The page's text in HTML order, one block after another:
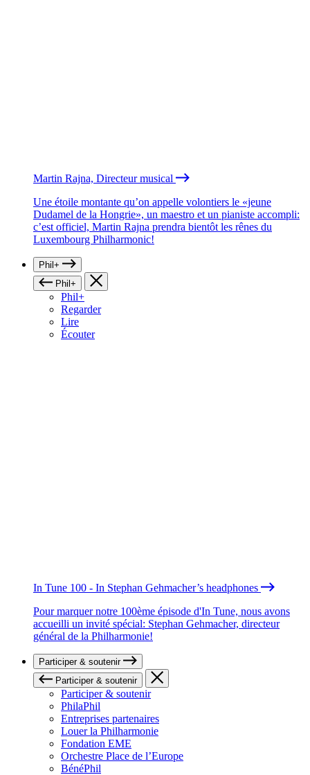
Martin Rajna, Directeur musical
Une étoile montante qu’on appelle volontiers le «jeune
Dudamel de la Hongrie», un maestro et un pianiste accompli:
c’est officiel, Martin Rajna prendra bientôt les rênes du
Luxembourg Philharmonic!
Phil+
Phil+
Phil+
Regarder
Lire
Écouter
In Tune 100 - In Stephan Gehmacher’s headphones
Pour marquer notre 100ème épisode d'In Tune, nous avons
accueilli un invité spécial: Stephan Gehmacher, directeur
général de la Philharmonie!
Participer & soutenir
Participer & soutenir
Participer & soutenir
PhilaPhil
Entreprises partenaires
Louer la Philharmonie
Fondation EME
Orchestre Place de l’Europe
BénéPhil